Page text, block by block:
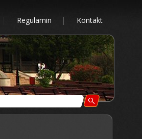
Regulamin Kontakt